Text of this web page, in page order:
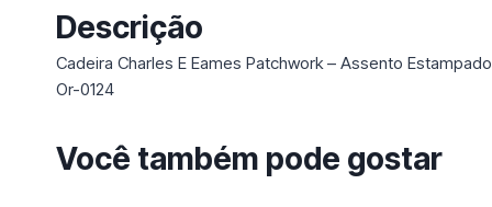
Descrição
Cadeira Charles E Eames Patchwork – Assento
Or-0124
Você também pode gostar